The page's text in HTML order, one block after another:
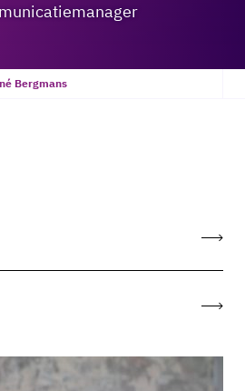
Bergmans